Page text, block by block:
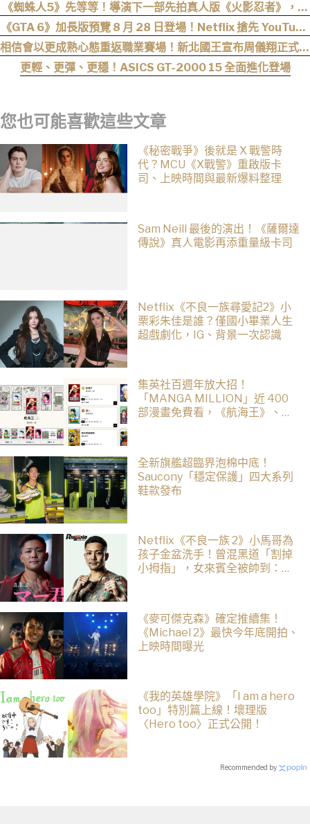
《蜘蛛人5》先等等！導演下一部先拍真人版《火影忍者》，電
影目前仍處於前製階段
《GTA 6》加長版預覽 8 月 28 日登場！Netflix 搶先 YouTube
六小時首播
相信會以更成熟心態重返職業賽場！新北國王宣布周儀翔正式加
盟
更輕、更彈、更穩！ASICS GT-2000 15 全面進化登場
您也可能喜歡這些文章
《秘密戰爭》後就是 X 戰警時
代？MCU《X戰警》重啟版卡
司、上映時間與最新爆料整理
Sam Neill 最後的演出！《薩爾達
傳說》真人電影再添重量級卡司
Netflix《不良一族尋愛記2》小
栗彩朱佳是誰？僅國小畢業人生
超戲劇化，IG、背景一次認識
集英社百週年放大招！
「MANGA MILLION」近 400
部漫畫免費看，《航海王》、
全新旗艦超臨界泡棉中底！
Saucony「穩定保護」四大系列
鞋款發布
Netflix《不良一族 2》小馬哥為
孩子金盆洗手！曾混黑道「割掉
小拇指」，女來賓全被帥到：超
《麥可傑克森》確定推續集！
《Michael 2》最快今年底開拍、
上映時間曝光
《我的英雄學院》「I am a hero
too」特別篇上線！壞理版
〈Hero too〉正式公開！
Recommended by